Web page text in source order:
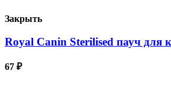
Закрыть
Royal Canin Sterilised пауч для
67 ₽